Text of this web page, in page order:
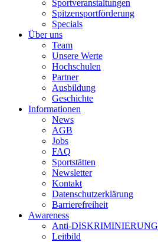
Sportveranstaltungen
Spitzensportförderung
Specials
Über uns
Team
Unsere Werte
Hochschulen
Partner
Ausbildung
Geschichte
Informationen
News
AGB
Jobs
FAQ
Sportstätten
Newsletter
Kontakt
Datenschutzerklärung
Barrierefreiheit
Awareness
Anti-DISKRIMINIERUNG
Leitbild